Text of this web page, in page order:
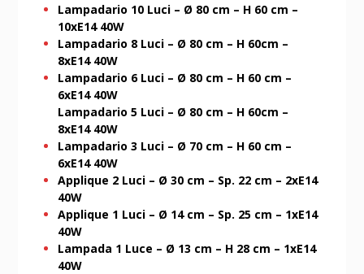
Lampadario 10 Luci – Ø 80 cm – H 60 cm –
10xE14 40W
Lampadario 8 Luci – Ø 80 cm – H 60cm –
8xE14 40W
Lampadario 6 Luci – Ø 80 cm – H 60 cm –
6xE14 40W
Lampadario 5 Luci – Ø 80 cm – H 60cm –
8xE14 40W
Lampadario 3 Luci – Ø 70 cm – H 60 cm –
6xE14 40W
Applique 2 Luci – Ø 30 cm – Sp. 22 cm – 2xE14
40W
Applique 1 Luci – Ø 14 cm – Sp. 25 cm – 1xE14
40W
Lampada 1 Luce – Ø 13 cm – H 28 cm – 1xE14
40W